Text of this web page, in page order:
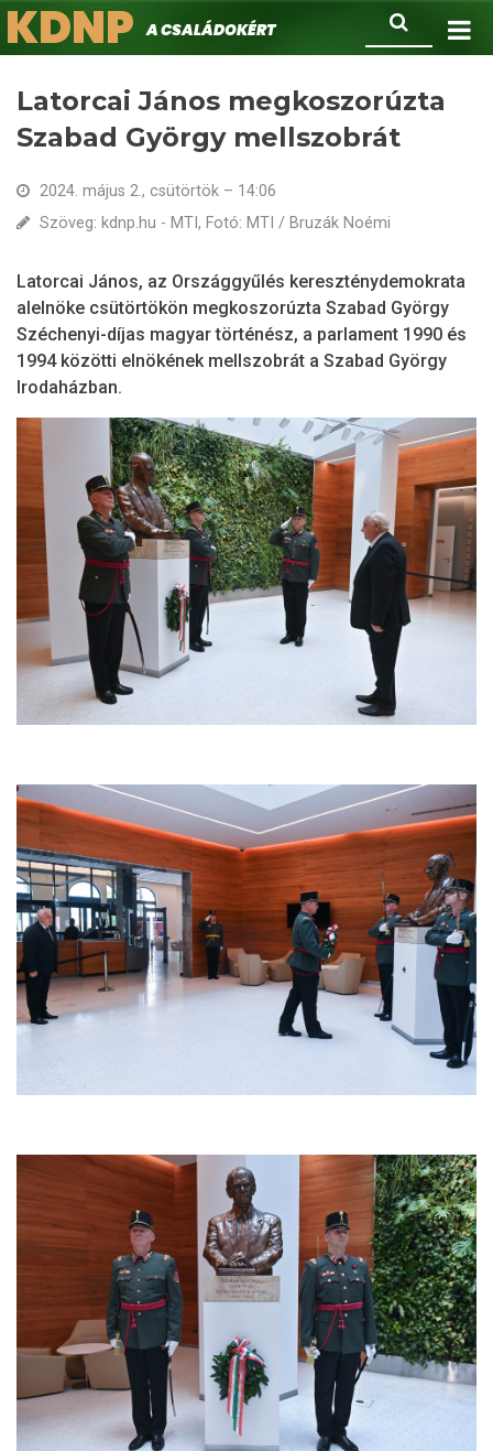
Ugrás
a
Keresés
KDNPA családokért.
Latorcai János megkoszorúzta
Szabad György mellszobrát
2024. május 2., csütörtök – 14:06
Szöveg: kdnp.hu - MTI, Fotó: MTI / Bruzák Noémi
Latorcai János, az Országgyűlés kereszténydemokrata
alelnöke csütörtökön megkoszorúzta Szabad György
Széchenyi-díjas magyar történész, a parlament 1990 és
1994 közötti elnökének mellszobrát a Szabad György
Irodaházban.